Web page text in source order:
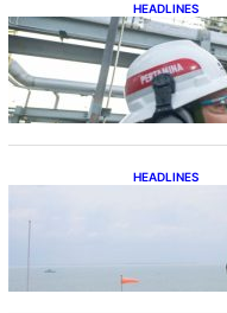
HEADLINES
Terapkan
Pertamina
HEADLINES
Perkuat